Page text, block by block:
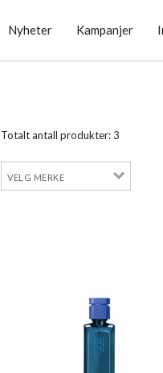
Nyheter Kampanjer
Totalt antall produkter:3